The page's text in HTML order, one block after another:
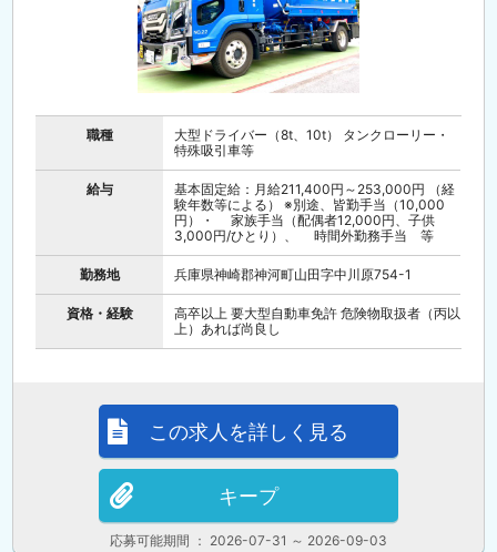
職種
大型ドライバー（8t、10t） タンクローリー・
特殊吸引車等
給与
基本固定給：月給211,400円～253,000円 （経
験年数等による） ※別途、皆勤手当（10,000
円）・ 家族手当（配偶者12,000円、子供
3,000円/ひとり）、 時間外勤務手当 等
勤務地 兵庫県神崎郡神河町山田字中川原754-1
資格・経験
高卒以上 要大型自動車免許 危険物取扱者（丙以
上）あれば尚良し
応募可能期間 ： 2026-07-31 ～ 2026-09-03
この求人を詳しく見る
キープ